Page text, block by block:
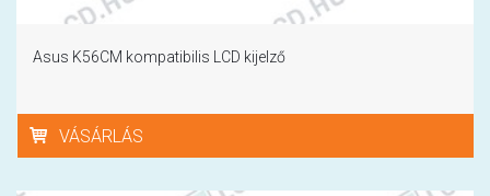
Asus K56CM kompatibilis LCD kijelző
VÁSÁRLÁS